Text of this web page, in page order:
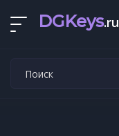
DGKeys.ru